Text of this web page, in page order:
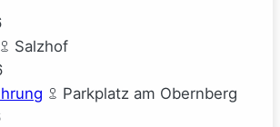
Salzhof
Parkplatz am Obernberg